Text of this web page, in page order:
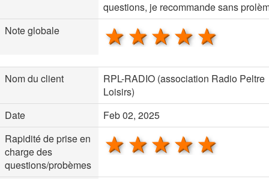
questions, je recommande sans
Note globale
4 stars
3 stars
2 stars
1 star
Nom du client
RPL-RADIO (association Radio Peltre
Loisirs)
Date
Feb 02, 2025
Rapidité de prise en
charge des
questions/probèmes
4 stars
3 stars
2 stars
1 star